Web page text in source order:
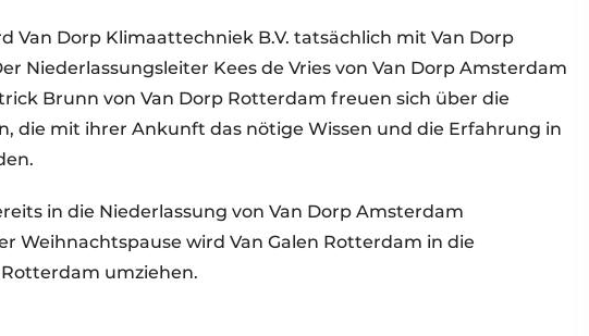
Van Dorp Klimaattechniek B.V. tatsächlich mit Van Dorp
Niederlassungsleiter Kees de Vries von Van Dorp Amsterdam
Brunn von Van Dorp Rotterdam freuen sich über die
die mit ihrer Ankunft das nötige Wissen und die Erfahrung in
in die Niederlassung von Van Dorp Amsterdam
Weihnachtspause wird Van Galen Rotterdam in die
umziehen.